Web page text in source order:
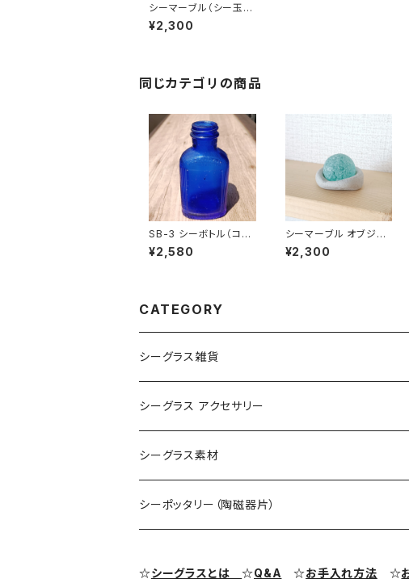
シーマーブル（シー玉）
オブジェ BZ-61
¥2,300
同じカテゴリの商品
SB-3 シーボトル（コバ
ルトブルー）
¥2,580
シーマーブル オブジェ
BZ-114
¥2,300
CATEGORY
シーグラス雑貨
コレクション用シーグラス
シーグラス オブジェ・置物
シーグラス アクセサリー
シーグラス ネックレス
シーグラス ペンダントヘッド（トップ）
シーグラス素材
アクセサリー用シーグラス
シーポッタリー（陶磁器片）
☆シーグラスとは☆Q&A ☆お手入れ方法 ☆